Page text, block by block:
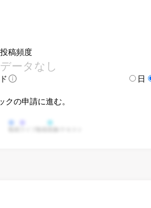
投稿頻度
データなし
日
の申請に進む。